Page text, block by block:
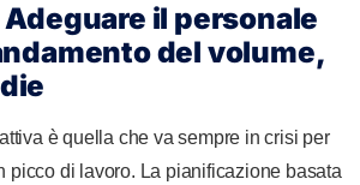
il personale
del volume,
è quella che va sempre in crisi per
picco di lavoro. La pianificazione basata